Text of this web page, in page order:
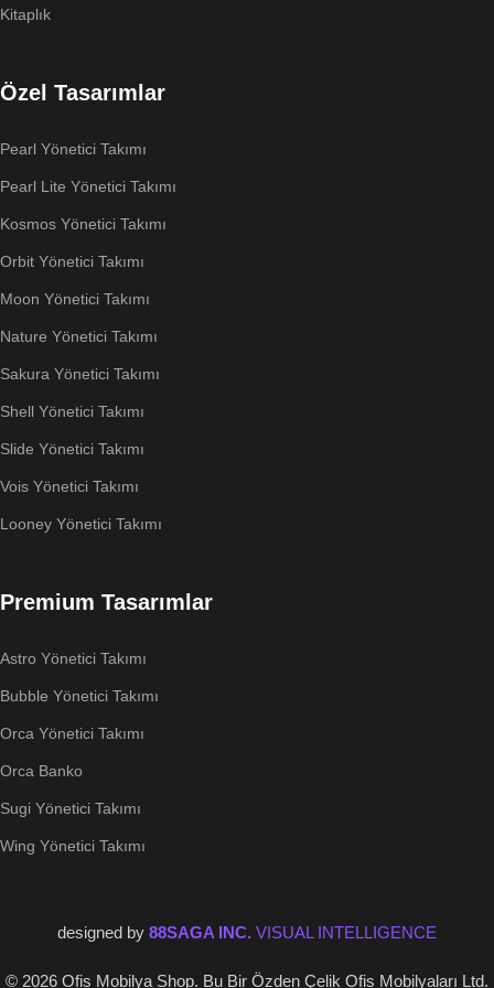
Kitaplık
Özel Tasarımlar
Pearl Yönetici Takımı
Pearl Lite Yönetici Takımı
Kosmos Yönetici Takımı
Orbit Yönetici Takımı
Moon Yönetici Takımı
Nature Yönetici Takımı
Sakura Yönetici Takımı
Shell Yönetici Takımı
Slide Yönetici Takımı
Vois Yönetici Takımı
Looney Yönetici Takımı
Premium Tasarımlar
Astro Yönetici Takımı
Bubble Yönetici Takımı
Orca Yönetici Takımı
Orca Banko
Sugi Yönetici Takımı
Wing Yönetici Takımı
designed by 88SAGA INC. VISUAL INTELLIGENCE
© 2026 Ofis Mobilya Shop. Bu Bir Özden Çelik Ofis Mobilyaları Ltd.